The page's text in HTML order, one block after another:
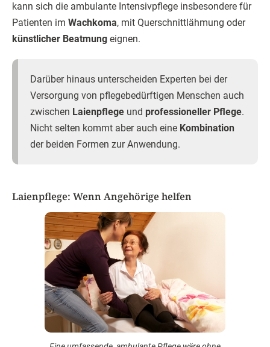
kann sich die ambulante Intensivpflege insbesondere für
Patienten im Wachkoma, mit Querschnittlähmung oder
künstlicher Beatmung eignen.
Darüber hinaus unterscheiden Experten bei der
Versorgung von pflegebedürftigen Menschen auch
zwischen Laienpflege und professioneller Pflege.
Nicht selten kommt aber auch eine Kombination
der beiden Formen zur Anwendung.
Laienpflege: Wenn Angehörige helfen